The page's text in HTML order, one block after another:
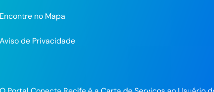
Encontre no Mapa
Aviso de Privacidade